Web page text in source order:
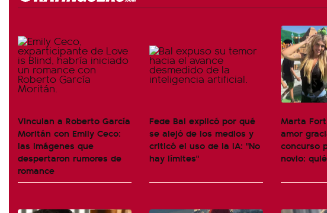
Vinculan a Roberto García
Moritán con Emily Ceco:
las imágenes que
despertaron rumores de
romance
Fede Bal explicó por qué
se alejó de los medios y
criticó el uso de la IA: "No
hay límites"
Marta
amor
concurso
novio: